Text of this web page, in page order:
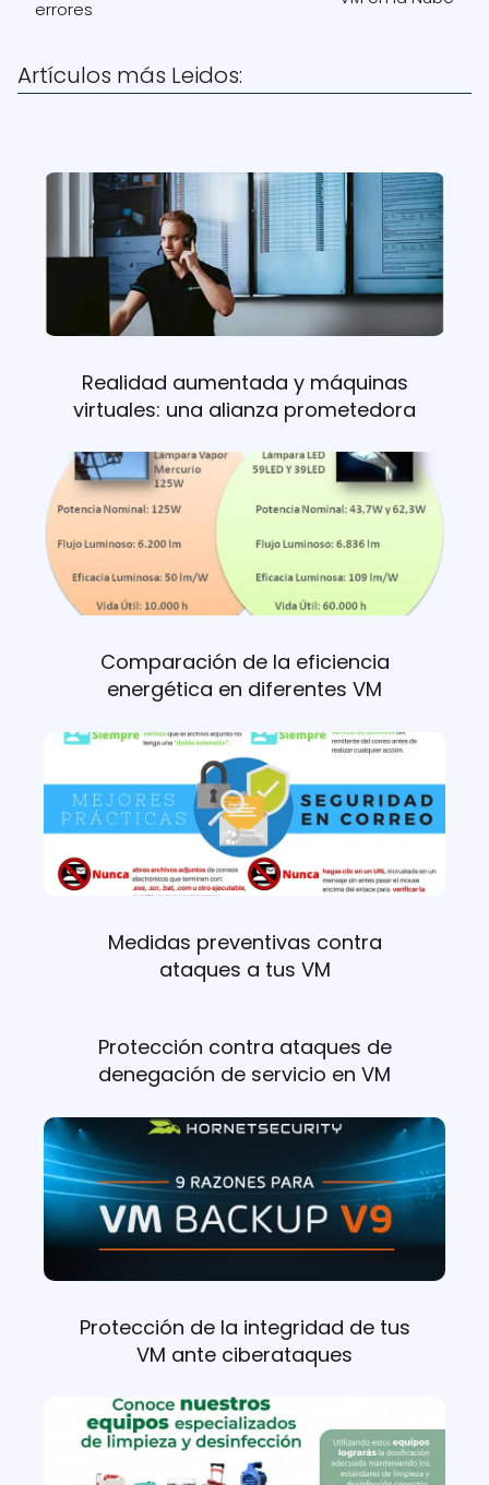
errores
Artículos más Leidos:
Realidad aumentada y máquinas
virtuales: una alianza prometedora
Comparación de la eficiencia
energética en diferentes VM
Medidas preventivas contra
ataques a tus VM
Protección contra ataques de
denegación de servicio en VM
Protección de la integridad de tus
VM ante ciberataques